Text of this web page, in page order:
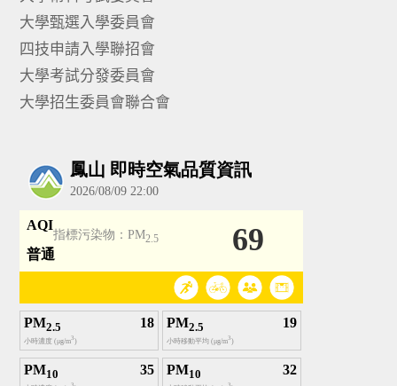
大學甄選入學委員會
四技申請入學聯招會
大學考試分發委員會
大學招生委員會聯合會